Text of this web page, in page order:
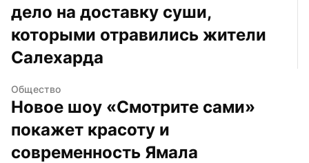
дело на доставку суши,
которыми отравились жители
Салехарда
Общество
Новое шоу «Смотрите сами»
покажет красоту и
современность Ямала